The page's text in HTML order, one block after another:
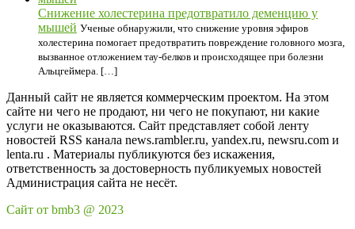
Снижение холестерина предотвратило деменцию у
мышей Ученые обнаружили, что снижение уровня эфиров
холестерина помогает предотвратить повреждение головного мозга,
вызванное отложением тау-белков и происходящее при болезни
Альцгеймера. […]
Данный сайт не является коммерческим проектом. На этом
сайте ни чего не продают, ни чего не покупают, ни какие
услуги не оказываются. Сайт представляет собой ленту
новостей RSS канала news.rambler.ru, yandex.ru, newsru.com и
lenta.ru . Материалы публикуются без искажения,
ответственность за достоверность публикуемых новостей
Администрация сайта не несёт.
Сайт от bmb3 @ 2023